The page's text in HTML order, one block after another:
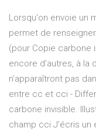
Lorsqu'on envoie un
permet de
(pour Copie carbone
encore d'autres, à la
n'apparaîtront pas
entre cc et cci -
carbone invisible.
champ cci J’écris un